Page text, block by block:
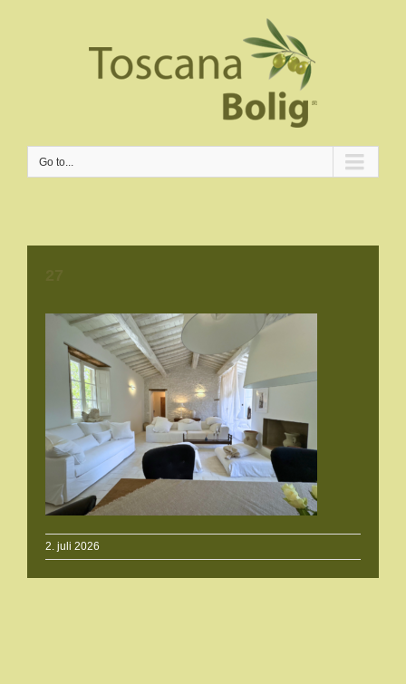
Go to...
2. juli 2026